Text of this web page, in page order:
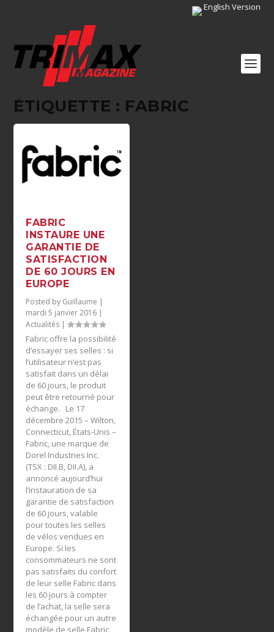
English Version
ÉTIQUETTE : FABRIC
FABRIC
INSTAURE UNE
GARANTIE DE
SATISFACTION
DE 60 JOURS EN
EUROPE
Posted by Guillaume |
mardi 5 janvier 2016 |
Actualités |
Fabric offre la possibilité
d’essayer ses selles : si
l’utilisateur n’est pas
satisfait dans un délai
de 60 jours, le produit
peut être retourné pour
échange. Le 17
décembre 2015 – Wilton,
Connecticut, États-Unis –
Fabric, une marque de
Dorel Industries Inc.
(TSX : DII.B, DII.A), a
annoncé aujourd’hui
l’instauration de sa
garantie de satisfaction
de 60 jours, valable
pour toutes les selles
de vélos vendues en
Europe. Si les
consommateurs ne sont
pas satisfaits du confort
de leur selle Fabric dans
les 60 jours à compter
de l’achat, la selle sera
échangée pour un autre
modèle de selle Fabric.